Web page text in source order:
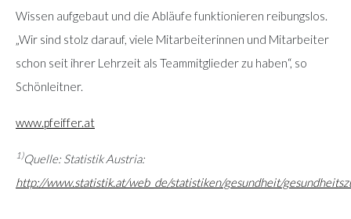
Wissen aufgebaut und die Abläufe funktionieren reibungslos.
„Wir sind stolz darauf, viele Mitarbeiterinnen und Mitarbeiter
schon seit ihrer Lehrzeit als Teammitglieder zu haben“, so
Schönleitner.
www.pfeiffer.at
1)Quelle: Statistik Austria:
http://www.statistik.at/web_de/statistiken/gesundheit/